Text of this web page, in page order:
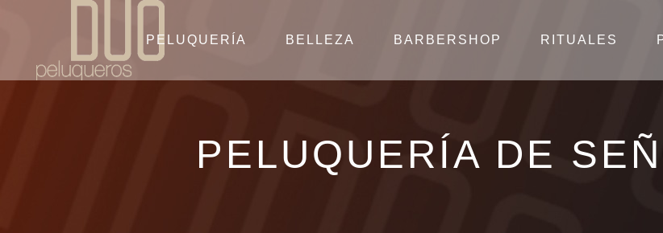
PELUQUERÍA BELLEZA BARBERSHOP RITUALES
PELUQUERÍA DE